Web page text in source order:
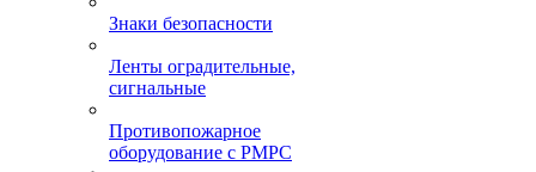
Знаки безопасности
Ленты оградительные,
сигнальные
Противопожарное
оборудование с РМРС